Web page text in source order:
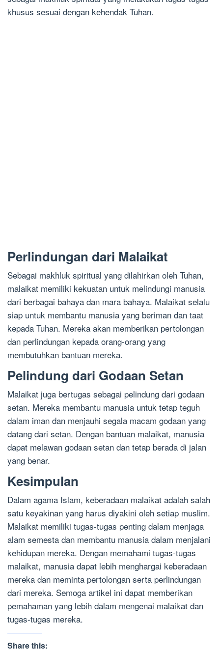
khusus sesuai dengan kehendak Tuhan.
Perlindungan dari Malaikat
Sebagai makhluk spiritual yang dilahirkan oleh Tuhan,
malaikat memiliki kekuatan untuk melindungi manusia
dari berbagai bahaya dan mara bahaya. Malaikat selalu
siap untuk membantu manusia yang beriman dan taat
kepada Tuhan. Mereka akan memberikan pertolongan
dan perlindungan kepada orang-orang yang
membutuhkan bantuan mereka.
Pelindung dari Godaan Setan
Malaikat juga bertugas sebagai pelindung dari godaan
setan. Mereka membantu manusia untuk tetap teguh
dalam iman dan menjauhi segala macam godaan yang
datang dari setan. Dengan bantuan malaikat, manusia
dapat melawan godaan setan dan tetap berada di jalan
yang benar.
Kesimpulan
Dalam agama Islam, keberadaan malaikat adalah salah
satu keyakinan yang harus diyakini oleh setiap muslim.
Malaikat memiliki tugas-tugas penting dalam menjaga
alam semesta dan membantu manusia dalam menjalani
kehidupan mereka. Dengan memahami tugas-tugas
malaikat, manusia dapat lebih menghargai keberadaan
mereka dan meminta pertolongan serta perlindungan
dari mereka. Semoga artikel ini dapat memberikan
pemahaman yang lebih dalam mengenai malaikat dan
tugas-tugas mereka.
Share this: